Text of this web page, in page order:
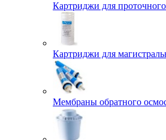
Картриджи для
Картриджи для
Мембраны обратного